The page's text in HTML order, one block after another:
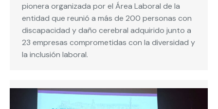
pionera organizada por el Área Laboral de la
entidad que reunió a más de 200 personas con
discapacidad y daño cerebral adquirido junto a
23 empresas comprometidas con la diversidad y
la inclusión laboral.